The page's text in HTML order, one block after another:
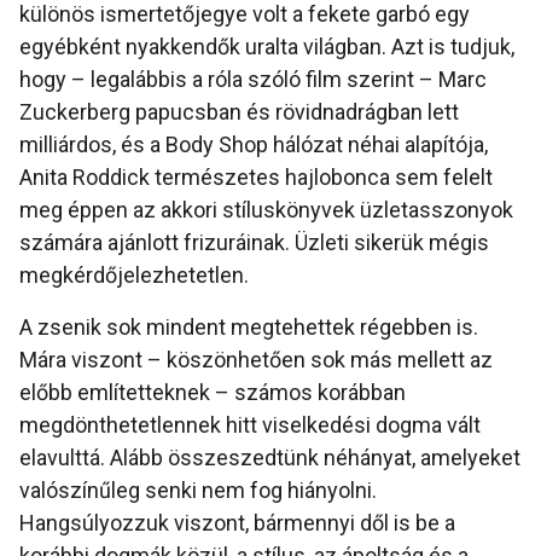
különös ismertetőjegye volt a fekete garbó egy
egyébként nyakkendők uralta világban. Azt is tudjuk,
hogy – legalábbis a róla szóló film szerint – Marc
Zuckerberg papucsban és rövidnadrágban lett
milliárdos, és a Body Shop hálózat néhai alapítója,
Anita Roddick természetes hajlobonca sem felelt
meg éppen az akkori stíluskönyvek üzletasszonyok
számára ajánlott frizuráinak. Üzleti sikerük mégis
megkérdőjelezhetetlen.
A zsenik sok mindent megtehettek régebben is.
Mára viszont – köszönhetően sok más mellett az
előbb említetteknek – számos korábban
megdönthetetlennek hitt viselkedési dogma vált
elavulttá. Alább összeszedtünk néhányat, amelyeket
valószínűleg senki nem fog hiányolni.
Hangsúlyozzuk viszont, bármennyi dől is be a